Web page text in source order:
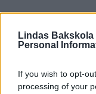
Lindas Bakskola
Personal
If you wish to opt-
processing of your